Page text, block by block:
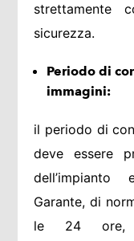
strettamente
sicurezza.
Periodo di
immagini:
il periodo di
deve essere
Garante, di
le 24 ore,